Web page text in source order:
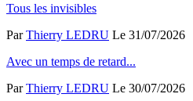
Tous les invisibles
ParThierry LEDRU Le 31/07/2026
Avec un temps de retard...
ParThierry LEDRU Le 30/07/2026